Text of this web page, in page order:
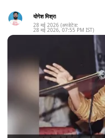
योगेश मिश्रा
28 मई 2026 (अपडेटेड:
28 मई 2026, 07:55 PM IST)